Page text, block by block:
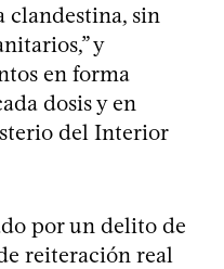
clandestina, sin
y
en forma
dosis y en
del Interior
por un delito de
reiteración real